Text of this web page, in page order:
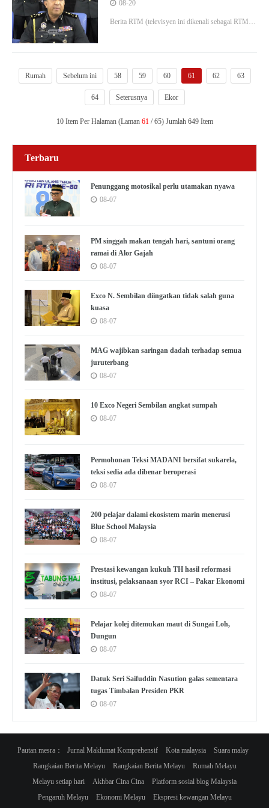
08-20
Berita RTM (televisyen ini dikenali sebagai RTM
Malaysia (RTM).
Rumah
Sebelum ini 58 59 60 61 62 63
64 Seterusnya Ekor
10 Item Per Halaman (Laman 61/ 65) Jumlah 649 Item
Terbaru
Penunggang motosikal perlu utamakan nyawa
08-07
PM singgah makan tengah hari, santuni orang
ramai di Alor Gajah
08-07
Exco N. Sembilan diingatkan tidak salah guna
kuasa
08-07
MAG wajibkan saringan dadah terhadap semua
juruterbang
08-07
10 Exco Negeri Sembilan angkat sumpah
08-07
Permohonan Teksi MADANI bersifat sukarela,
teksi sedia ada dibenar beroperasi
08-07
200 pelajar dalami ekosistem marin menerusi
Blue School Malaysia
08-07
Prestasi kewangan kukuh TH hasil reformasi
institusi, pelaksanaan syor RCI – Pakar Ekonomi
08-07
Pelajar kolej ditemukan maut di Sungai Loh,
Dungun
08-07
Datuk Seri Saifuddin Nasution galas sementara
tugas Timbalan Presiden PKR
08-07
Pautan mesra： Jurnal Maklumat Komprehensif Kota malaysia
Suara malay
Rangkaian Berita Melayu
Rangkaian Berita Melayu
Rumah Melayu
Melayu setiap hari
Akhbar Cina Cina
Platform sosial blog Malaysia
Pengaruh Melayu
Ekonomi Melayu Ekspresi kewangan Melayu